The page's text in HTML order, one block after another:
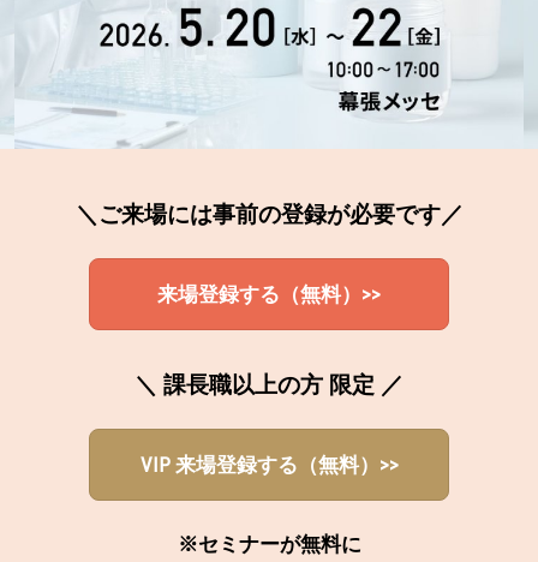
＼ご来場には事前の登録が必要です／
来場登録する（無料）>>
＼ 課長職以上の方 限定 ／
VIP 来場登録する（無料）>>
※セミナーが無料に